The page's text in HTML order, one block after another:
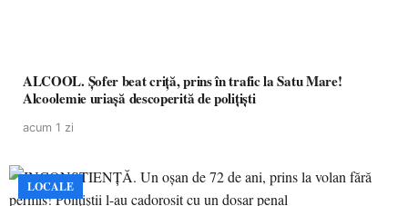
ALCOOL. Șofer beat criță, prins în trafic la Satu Mare!
Alcoolemie uriașă descoperită de polițiști
acum 1 zi
LOCALE